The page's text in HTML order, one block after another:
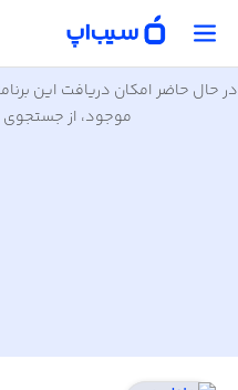
در حال حاضر امکان دریافت این
موجود، از